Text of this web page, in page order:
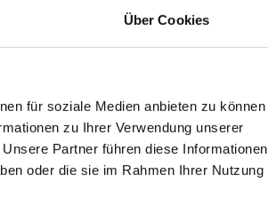
Über Cookies
für soziale Medien anbieten zu können
zu Ihrer Verwendung unserer
Partner führen diese Informationen
oder die sie im Rahmen Ihrer Nutzung